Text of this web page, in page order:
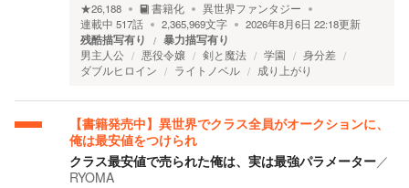
★26,188 書籍化
異世界ファンタジー
連載中 517話 2,365,969文字 2026年8月6日 22:18更新
残酷描写有り 暴力描写有り
男主人公 悪役令嬢 剣と魔法 学園
身分差
ダブルヒロイン
ライトノベル 成り上がり
【書籍発売中】異世界でクラス全員がオークションに、
俺は最安値をつけられ
クラス最安値で売られた俺は、実は最強パラメーター／
RYOMA